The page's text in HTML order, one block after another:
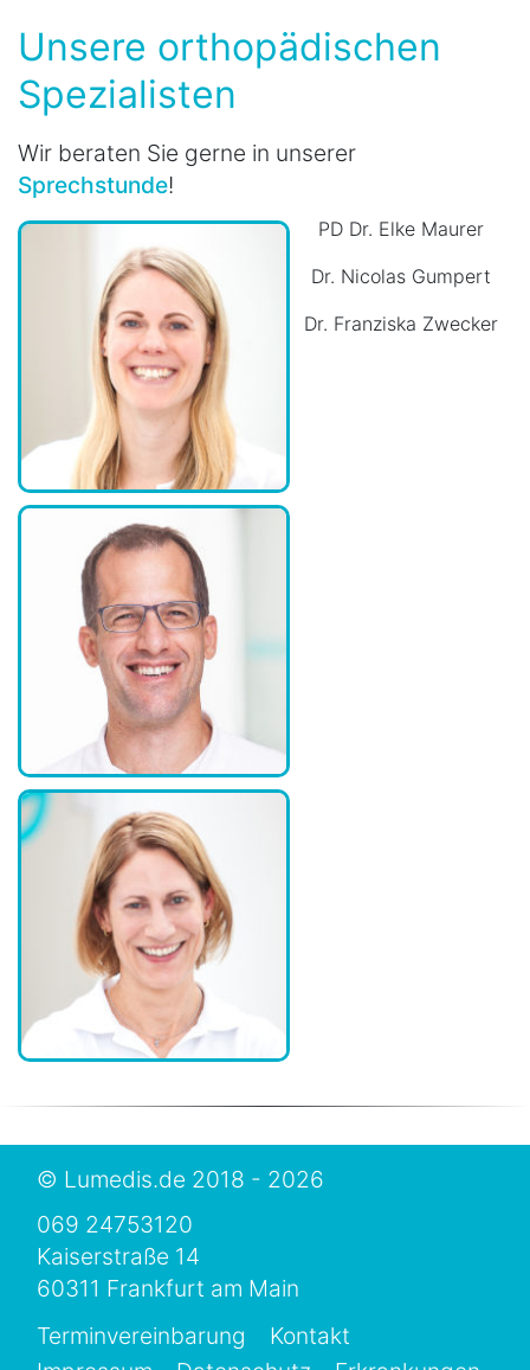
Unsere orthopädischen
Spezialisten
Wir beraten Sie gerne in unserer
Sprechstunde!
PD Dr. Elke Maurer
Dr. Nicolas Gumpert
Dr. Franziska Zwecker
© Lumedis.de 2018 - 2026
069 24753120
Kaiserstraße 14
60311 Frankfurt am Main
Terminvereinbarung
Kontakt